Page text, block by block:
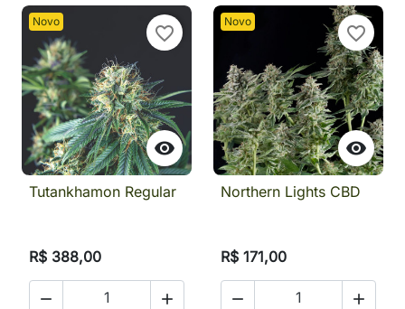
Novo

favorite_border
Tutankhamon Regular
R$ 388,00
 
Novo

favorite_border
Northern Lights CBD
R$ 171,00
 